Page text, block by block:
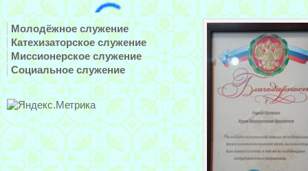
Молодёжное служение
Катехизаторское служение
Миссионерское служение
Социальное служение